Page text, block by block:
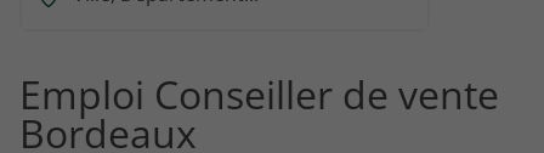
vous
voulez
Emploi Conseiller de vente
Bordeaux